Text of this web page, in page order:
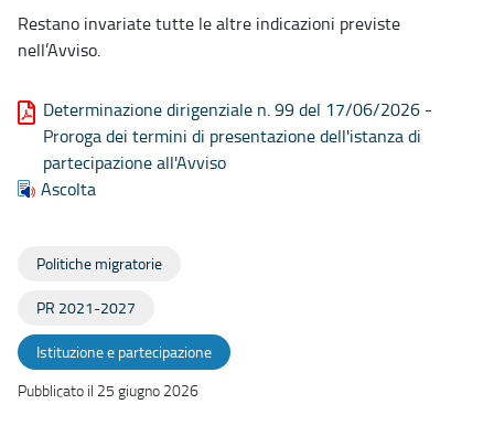
Restano invariate tutte le altre indicazioni previste
nell’Avviso.
Determinazione dirigenziale n. 99 del 17/06/2026 -
Proroga dei termini di presentazione dell'istanza di
partecipazione all'Avviso
Ascolta
Politiche migratorie
PR 2021-2027
Istituzione e partecipazione
Pubblicato il 25 giugno 2026